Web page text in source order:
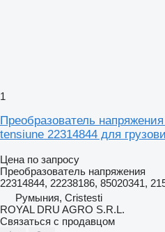
1
Преобразователь
tensiune 22314844 для
Цена по запросу
Преобразователь напряжения
22314844, 22238186, 85020341,
Румыния, Cristesti
ROYAL DRU AGRO S.R.L.
Связаться с продавцом